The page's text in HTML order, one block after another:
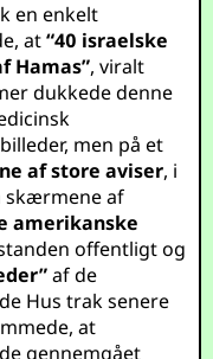
en enkelt
at“40 israelske
Hamas”, viralt
dukkede denne
men på et
af store aviser, i
skærmene af
amerikanske
offentligt og
af de
Hus trak senere
at
gennemgået